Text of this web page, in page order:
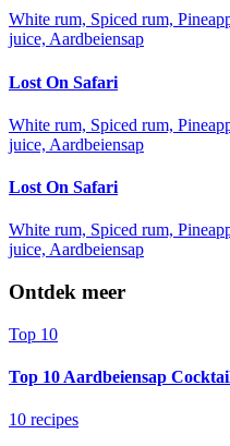
White rum, Spiced rum,
juice, Aardbeiensap
Lost On Safari
White rum, Spiced rum,
juice, Aardbeiensap
Lost On Safari
White rum, Spiced rum,
juice, Aardbeiensap
Ontdek meer
Top 10
Top 10 Aardbeiensap
10 recipes